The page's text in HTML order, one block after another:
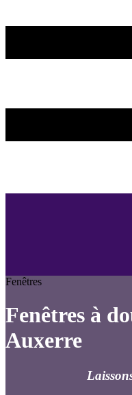
Fenêtres
Fenêtres à
Auxerre